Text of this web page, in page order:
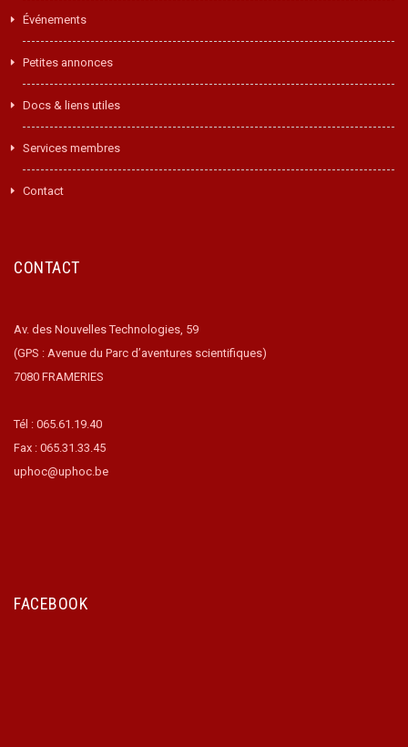
Événements
Petites annonces
Docs & liens utiles
Services membres
Contact
CONTACT
Av. des Nouvelles Technologies, 59
(GPS : Avenue du Parc d’aventures scientifiques)
7080 FRAMERIES
Tél : 065.61.19.40
Fax : 065.31.33.45
uphoc@uphoc.be
FACEBOOK